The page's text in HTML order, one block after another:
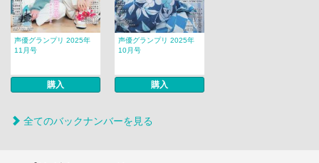
声優グランプリ 2025年
11月号
購入
声優グランプリ 2025年
10月号
購入
全てのバックナンバーを見る